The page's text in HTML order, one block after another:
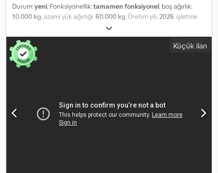
Durum:yeni, Fonksiyonellik:tamamen fonksiyonel, boş ağırlık:
10.000 kg, azami yük ağırlığı:60.000 kg, Üretim yılı:2026, işletme
ABS, EXTENDABLE FALTBED SEMİ
TRAİLER Lider Trailer for Heavy-Duty Trailers High Quality and
Durability Manufacturing EU Standards One-year warranty for
manufacturing defects Csdpeyq Dh Ejfx Akroha Customer
Requested Colour 2026 Production
Küçük ilan